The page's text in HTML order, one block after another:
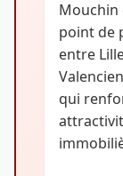
Mouchin
point de
entre
qui